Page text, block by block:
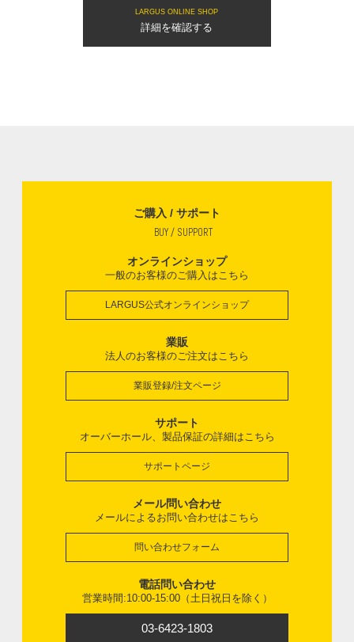
LARGUS ONLINE SHOP
詳細を確認する
ご購入 / サポート
BUY / SUPPORT
オンラインショップ
一般のお客様のご購入はこちら
LARGUS公式オンラインショップ
業販
法人のお客様のご注文はこちら
業販登録/注文ページ
サポート
オーバーホール、製品保証の詳細はこちら
サポートページ
メール問い合わせ
メールによるお問い合わせはこちら
問い合わせフォーム
電話問い合わせ
営業時間:10:00-15:00（土日祝日を除く）
03-6423-1803